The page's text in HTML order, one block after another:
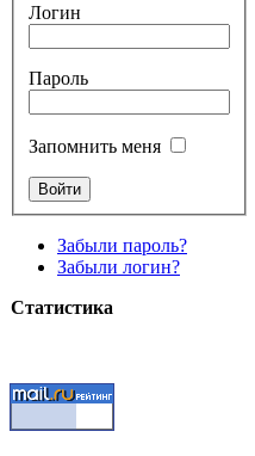
Логин
Пароль
Запомнить меня
Забыли пароль?
Забыли логин?
Статистика